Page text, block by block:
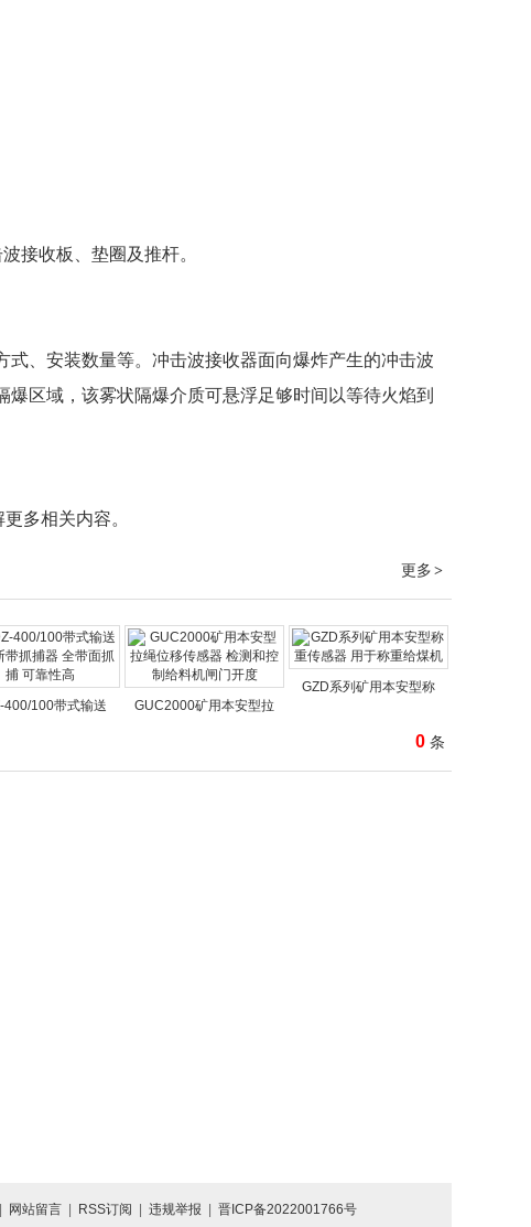
接收板、垫圈及推杆。
、安装数量等。冲击波接收器面向爆炸产生的冲击波
区域，该雾状隔爆介质可悬浮足够时间以等待火焰到
多相关内容。
更多 >
400/100带式输送 GUC2000矿用本安型拉
GZD系列矿用本安型称
0 条
网站留言 RSS订阅 违规举报 晋ICP备2022001766号